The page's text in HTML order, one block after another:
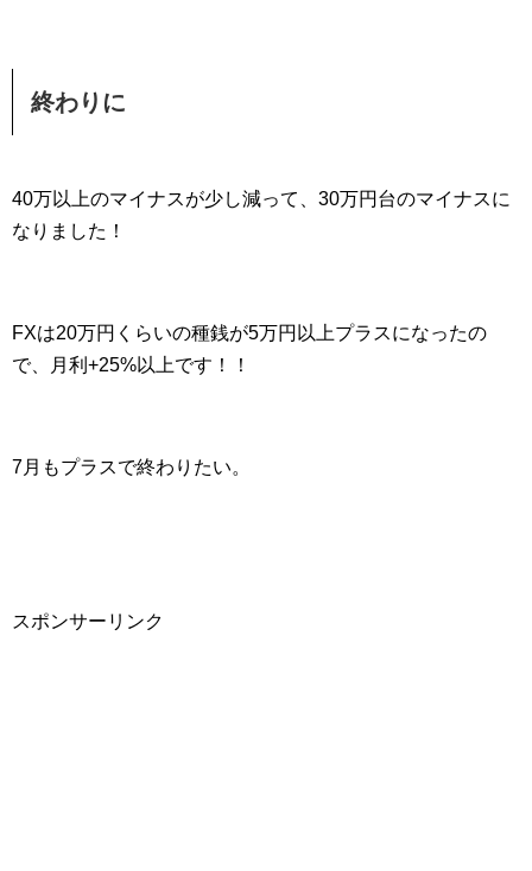
終わりに
40万以上のマイナスが少し減って、30万円台のマイナスに
なりました！
FXは20万円くらいの種銭が5万円以上プラスになったの
で、月利+25%以上です！！
7月もプラスで終わりたい。
スポンサーリンク